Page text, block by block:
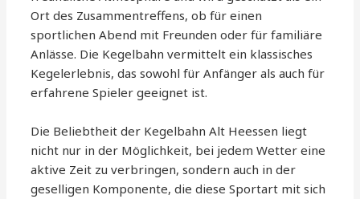
Ort des Zusammentreffens, ob für einen
sportlichen Abend mit Freunden oder für familiäre
Anlässe. Die Kegelbahn vermittelt ein klassisches
Kegelerlebnis, das sowohl für Anfänger als auch für
erfahrene Spieler geeignet ist.
Die Beliebtheit der Kegelbahn Alt Heessen liegt
nicht nur in der Möglichkeit, bei jedem Wetter eine
aktive Zeit zu verbringen, sondern auch in der
geselligen Komponente, die diese Sportart mit sich